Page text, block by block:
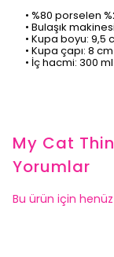
• %80 porselen
• Bulaşık
• Kupa boyu: 9,5
• Kupa çapı: 8 cm
• İç hacmi: 300 ml
My Cat
Yorumlar
Bu ürün için